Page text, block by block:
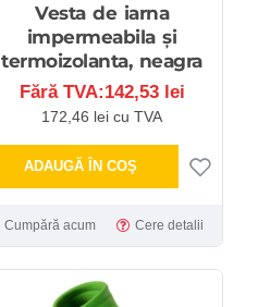
Vesta de iarna
impermeabila și
termoizolanta, neagra
Fără TVA:142,53 lei
172,46 lei cu TVA
ADAUGĂ ÎN COŞ
Cumpără acum Cere detalii